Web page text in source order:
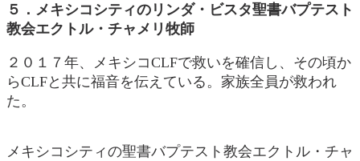
５．メキシコシティのリンダ・ビスタ聖書バプテスト
教会エクトル・チャメリ牧師
２０１７年、メキシコCLFで救いを確信し、その頃か
らCLFと共に福音を伝えている。家族全員が救われ
た。
メキシコシティの聖書バプテスト教会エクトル・チャ